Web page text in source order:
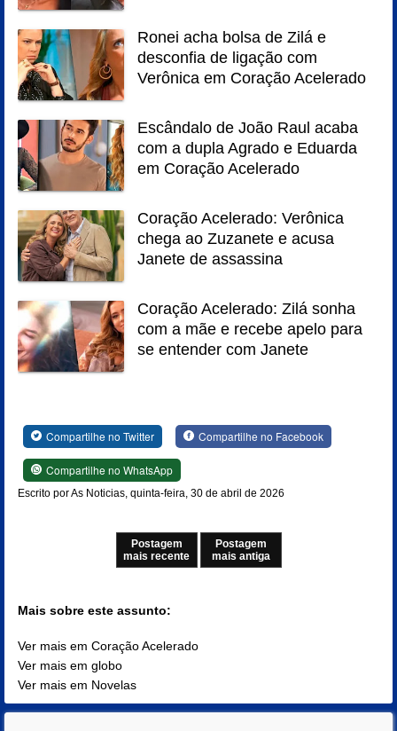
Ronei acha bolsa de Zilá e
desconfia de ligação com
Verônica em Coração Acelerado
Escândalo de João Raul acaba
com a dupla Agrado e Eduarda
em Coração Acelerado
Coração Acelerado: Verônica
chega ao Zuzanete e acusa
Janete de assassina
Coração Acelerado: Zilá sonha
com a mãe e recebe apelo para
se entender com Janete
Compartilhe no Twitter Compartilhe no Facebook
Compartilhe no WhatsApp
Escrito por As Noticias, quinta-feira, 30 de abril de 2026
Postagem
mais recente
Postagem
mais antiga
Mais sobre este assunto:
Ver mais em Coração Acelerado
Ver mais em globo
Ver mais em Novelas